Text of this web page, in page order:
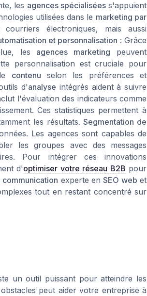
les agences spécialiséess'appuient
utilisées dans le marketing par
courriers électroniques, mais aussi
et personnalisation : Grâce
les agences marketing peuvent
personnalisation est cruciale pour
contenu selon les préférences et
d'analyse intégrés aident à suivre
l'évaluation des indicateurs comme
Ces statistiques permettent à
les résultats.Segmentation de
Les agences sont capables de
les groupes avec des messages
Pour intégrer ces innovations
d'optimiser votre réseau B2B pour
communication experte enSEO web et
tout en restant concentré sur
un outil puissant pour atteindre les
peut aider votre entreprise à